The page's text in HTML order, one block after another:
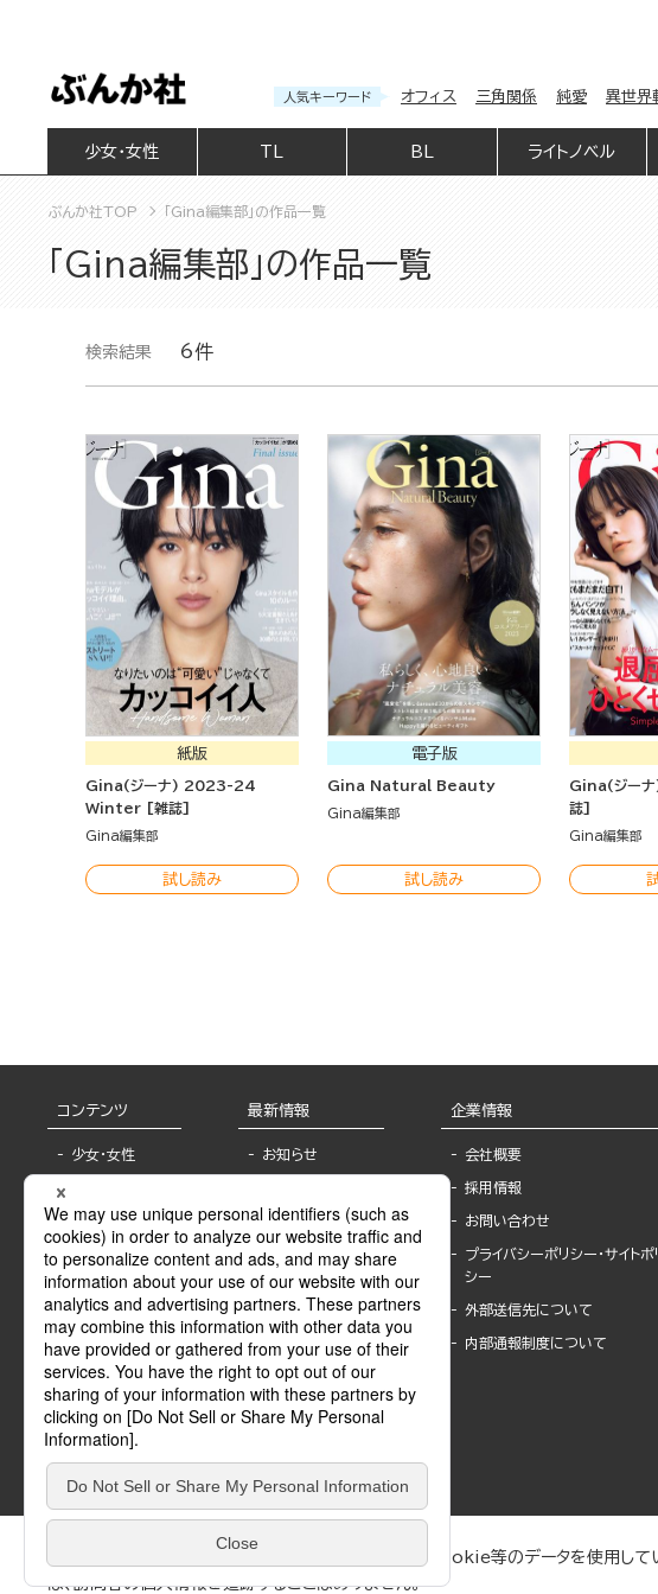
人気キーワード オフィス 三角関係 純愛 異世界
少女・女性 BL ライトノベル
ぶんか社TOP 「Gina編集部」の作品一覧
「Gina編集部」の作品一覧
検索結果 6件
紙版
Gina(ジーナ) 2023-24
Winter [雑誌]
Gina編集部
試し読み
電子版
Gina Natural Beauty
Gina編集部
試し読み
Gina(ジー
誌]
Gina編集部
コンテンツ
少女・女性
BL
ライトノベル
青年・一般
グラビア・写真
モーター誌
SPECIAL
Sublicense
最新情報
お知らせ
報
書店様へ
海外ライセンシー
公式SNSアカウ
ント
作家一覧
Keyword list
Author list
企業情報
会社概要
採用情報
お問い合わせ
プライバシーポリシー・サイトポ
シー
外部送信先について
内部通報制度について
ぶんか社が運営するサイトでは、利便性向上のためにCookie等のデータを使用し
は、訪問者の個人情報を追跡することはありません。